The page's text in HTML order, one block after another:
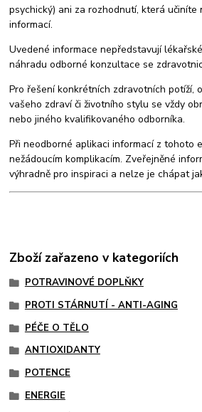
psychický) ani za rozhodnutí, která učiníte
informací.
Uvedené informace nepředstavují
náhradu odborné konzultace se
Pro řešení konkrétních zdravotních potíží,
vašeho zdraví či životního stylu se vždy
nebo jiného kvalifikovaného odborníka.
Při neodborné aplikaci informací z tohoto
nežádoucím komplikacím. Zveřejněné
výhradně pro inspiraci a nelze je chápat
Zboží zařazeno v kategoriích
POTRAVINOVÉ DOPLŇKY
PROTI STÁRNUTÍ - ANTI-AGING
PÉČE O TĚLO
ANTIOXIDANTY
POTENCE
ENERGIE